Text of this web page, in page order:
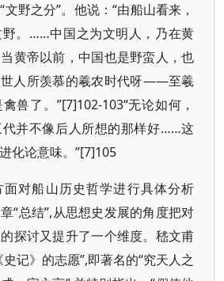
野之分”。他说：“由船山看来，
。……中国之为文明人，乃在黄
黄帝以前，中国也是野蛮人，也
人所羡慕的羲农时代呀——至羲
兽了。”[7]102-103“无论如何，
并不像后人所想的那样好……这
化论意味。”[7]105
面对船山历史哲学进行具体分析
“总结”,从思想史发展的角度把对
探讨又提升了一个维度。嵇文甫
记》的志愿”,即著名的“究天人之